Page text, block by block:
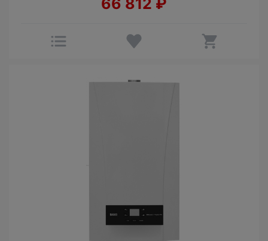
66 812 ₽